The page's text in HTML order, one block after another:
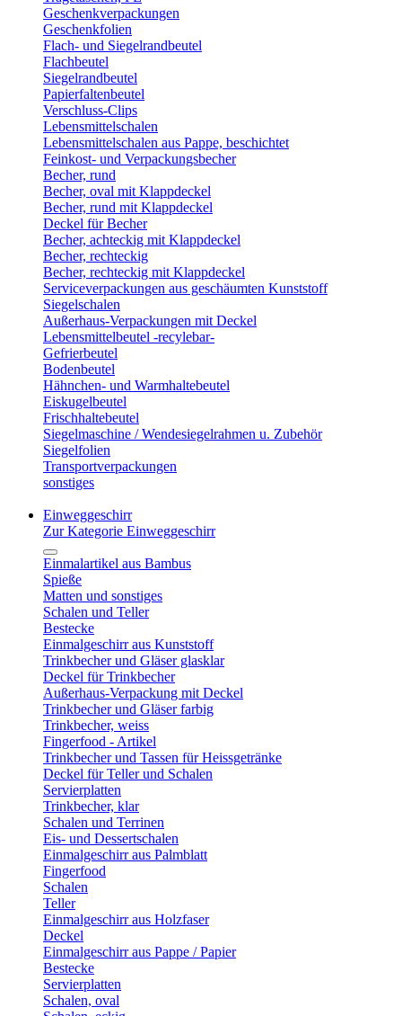
Geschenkverpackungen
Geschenkfolien
Flach- und Siegelrandbeutel
Flachbeutel
Siegelrandbeutel
Papierfaltenbeutel
Verschluss-Clips
Lebensmittelschalen
Lebensmittelschalen aus Pappe, beschichtet
Feinkost- und Verpackungsbecher
Becher, rund
Becher, oval mit Klappdeckel
Becher, rund mit Klappdeckel
Deckel für Becher
Becher, achteckig mit Klappdeckel
Becher, rechteckig
Becher, rechteckig mit Klappdeckel
Serviceverpackungen aus geschäumten Kunststoff
Siegelschalen
Außerhaus-Verpackungen mit Deckel
Lebensmittelbeutel -recylebar-
Gefrierbeutel
Bodenbeutel
Hähnchen- und Warmhaltebeutel
Eiskugelbeutel
Frischhaltebeutel
Siegelmaschine / Wendesiegelrahmen u. Zubehör
Siegelfolien
Transportverpackungen
sonstiges
Einweggeschirr
Zur Kategorie Einweggeschirr
Einmalartikel aus Bambus
Spieße
Matten und sonstiges
Schalen und Teller
Bestecke
Einmalgeschirr aus Kunststoff
Trinkbecher und Gläser glasklar
Deckel für Trinkbecher
Außerhaus-Verpackung mit Deckel
Trinkbecher und Gläser farbig
Trinkbecher, weiss
Fingerfood - Artikel
Trinkbecher und Tassen für Heissgetränke
Deckel für Teller und Schalen
Servierplatten
Trinkbecher, klar
Schalen und Terrinen
Eis- und Dessertschalen
Einmalgeschirr aus Palmblatt
Fingerfood
Schalen
Teller
Einmalgeschirr aus Holzfaser
Deckel
Einmalgeschirr aus Pappe / Papier
Bestecke
Servierplatten
Schalen, oval